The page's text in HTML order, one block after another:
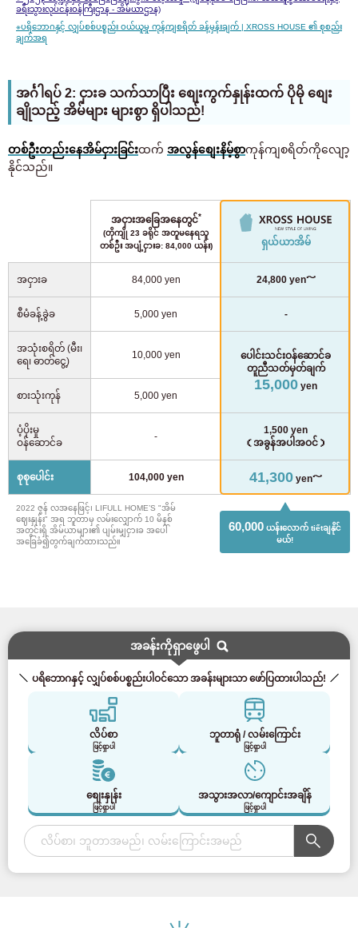
ခရီးသွားလုပ်ငန်းဝန်ကြီးဌာန - အိမ်ယာဌာန)
※ပရိဘောဂနှင့် လျှပ်စစ်ပစ္စည်း ဝယ်ယူမှု ကုန်ကျစရိတ် ခန့်မှန်းချက် | XROSS HOUSE ၏ စုစည်း
ချက်အရ
အင်္ဂါရပ် 2: ငှားခ သက်သာပြီး စျေးကွက်နှုန်းထက် ပိုမို စျေး
ချိုသည့် အိမ်များ များစွာ ရှိပါသည်!
တစ်ဦးတည်းနေအိမ်ငှားခြင်းထက် အလွန်စျေးနိမ့်စွာကုန်ကျစရိတ်ကိုလျော့
နိုင်သည်။
အငှားအခြေအနေတွင်*
(တိုကျို 23 ခရိုင် အတူမနေရသူ
တစ်ဦး အပျံ့ငှားခ: 84,000 ယန်း)
ရှယ်ယာအိမ်
အငှားခ 84,000 yen 24,800 yen～
စီမံခန့်ခွဲခ 5,000 yen -
အသုံးစရိတ် (မီး၊
ရေ၊ ဓာတ်ငွေ့)
10,000 yen
ပေါင်းသင်းဝန်ဆောင်ခ
တူညီသတ်မှတ်ချက်
15,000 yen
စားသုံးကုန်
5,000 yen
ပံ့ပိုးမှု
ဝန်ဆောင်ခ
-
1,500 yen
（အခွန်အပါအဝင်）
စုစုပေါင်း 104,000 yen 41,300 yen～
2022 ဇွန် လအနေဖြင့်၊ LIFULL HOME’S "အိမ်
ဈေးနှုန်း" အရ ဘူတာမှ လမ်းလျှောက် 10 မိနစ်
အတွင်းရှိ အိမ်ယာများ၏ ပျမ်းမျှငှားခ အပေါ်
အခြေခံ၍တွက်ချက်ထားသည်။
60,000 ယန်းလောက် tiếtချနိုင်
မယ်!
အခန်းကိုရှာဖွေပါ
ပရိဘောဂနှင့် လျှပ်စစ်ပစ္စည်းပါဝင်သော အခန်းများသာ ဖော်ပြထားပါသည်!
လိပ်စာ
ဖြင့်ရှာပါ
ဘူတာရုံ / လမ်းကြောင်း
ဖြင့်ရှာပါ
စျေးနှုန်း
ဖြင့်ရှာပါ
အသွားအလာ/ကျောင်းအချိန်
ဖြင့်ရှာပါ